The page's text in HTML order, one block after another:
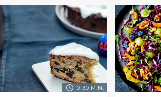
0-30 MIN.